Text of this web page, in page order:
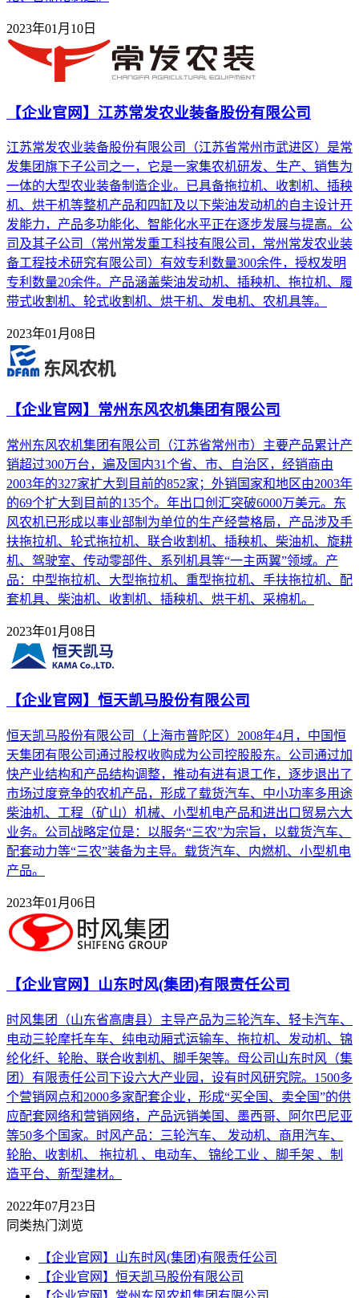
2023年01月10日
【企业官网】江苏常发农业装备股份有限公司
江苏常发农业装备股份有限公司（江苏省常州市武进区）是常
发集团旗下子公司之一，它是一家集农机研发、生产、销售为
一体的大型农业装备制造企业。已具备拖拉机、收割机、插秧
机、烘干机等整机产品和四缸及以下柴油发动机的自主设计开
发能力，产品多功能化、智能化水平正在逐步发展与提高。公
司及其子公司（常州常发重工科技有限公司，常州常发农业装
备工程技术研究有限公司）有效专利数量300余件，授权发明
专利数量20余件。产品涵盖柴油发动机、插秧机、拖拉机、履
带式收割机、轮式收割机、烘干机、发电机、农机具等。
2023年01月08日
【企业官网】常州东风农机集团有限公司
常州东风农机集团有限公司（江苏省常州市）主要产品累计产
销超过300万台，遍及国内31个省、市、自治区，经销商由
2003年的327家扩大到目前的852家；外销国家和地区由2003年
的69个扩大到目前的135个。年出口创汇突破6000万美元。东
风农机已形成以事业部制为单位的生产经营格局，产品涉及手
扶拖拉机、轮式拖拉机、联合收割机、插秧机、柴油机、旋耕
机、驾驶室、传动零部件、系列机具等“一主两翼”领域。产
品：中型拖拉机、大型拖拉机、重型拖拉机、手扶拖拉机、配
套机具、柴油机、收割机、插秧机、烘干机、采棉机。
2023年01月08日
【企业官网】恒天凯马股份有限公司
恒天凯马股份有限公司（上海市普陀区）2008年4月，中国恒
天集团有限公司通过股权收购成为公司控股股东。公司通过加
快产业结构和产品结构调整，推动有进有退工作，逐步退出了
市场过度竞争的农机产品，形成了载货汽车、中小功率多用途
柴油机、工程（矿山）机械、小型机电产品和进出口贸易六大
业务。公司战略定位是：以服务“三农”为宗旨，以载货汽车、
配套动力等“三农”装备为主导。载货汽车、内燃机、小型机电
产品。
2023年01月06日
【企业官网】山东时风(集团)有限责任公司
时风集团（山东省高唐县）主导产品为三轮汽车、轻卡汽车、
电动三轮摩托车车、纯电动厢式运输车、拖拉机、发动机、锦
纶化纤、轮胎、联合收割机、脚手架等。母公司山东时风（集
团）有限责任公司下设六大产业园，设有时风研究院。1500多
个营销网点和2000多家配套企业，形成“买全国、卖全国”的供
应配套网络和营销网络，产品远销美国、墨西哥、阿尔巴尼亚
等50多个国家。时风产品：三轮汽车、 发动机、商用汽车、
轮胎、收割机、 拖拉机 、电动车、 锦纶工业 、脚手架 、制
造平台、新型建材。
2022年07月23日
同类热门浏览
【企业官网】山东时风(集团)有限责任公司
【企业官网】恒天凯马股份有限公司